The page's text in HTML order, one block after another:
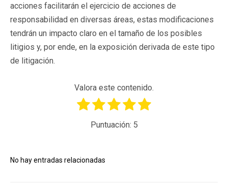
acciones facilitarán el ejercicio de acciones de
responsabilidad en diversas áreas, estas modificaciones
tendrán un impacto claro en el tamaño de los posibles
litigios y, por ende, en la exposición derivada de este tipo
de litigación.
Valora este contenido.
Puntuación: 5
No hay entradas relacionadas